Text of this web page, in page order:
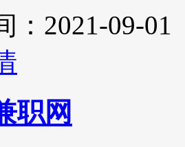
：2021-09-01
职网